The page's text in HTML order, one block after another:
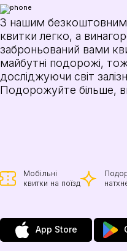
З нашим безкоштовним
квитки легко, а
заброньований вами
майбутні подорожі,
досліджуючи світ
Подорожуйте більше,
Мобільні
квитки на поїзд
App Store